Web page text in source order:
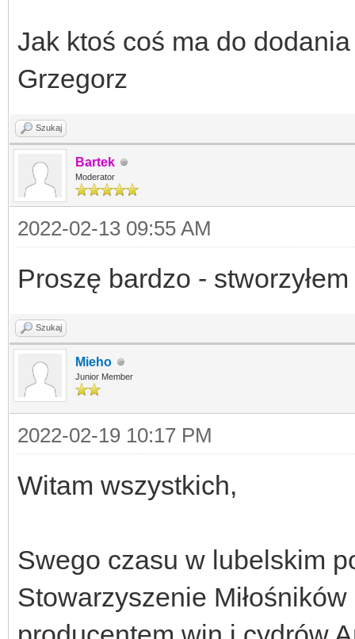
Jak ktoś coś ma do
Grzegorz
Szukaj
Bartek
Moderator
2022-02-13 09:55 AM
Proszę bardzo -
Szukaj
Mieho
Junior Member
2022-02-19 10:17 PM
Witam wszystkich,
Swego czasu w lubelskim
Stowarzyszenie